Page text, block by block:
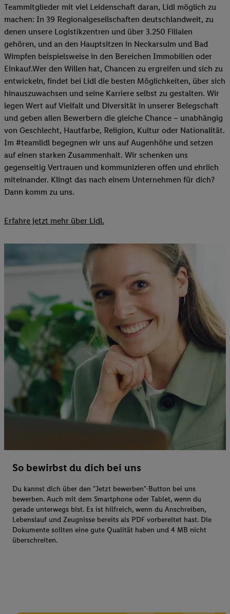
Teammitglieder mit viel Leidenschaft daran, Lidl möglich zu
machen: In 39 Regionalgesellschaften deutschlandweit, zu
denen unsere Logistikzentren und über 3.250 Filialen
gehören, und an den Hauptsitzen in Neckarsulm und Bad
Wimpfen beispielsweise in den Bereichen Immobilien oder
Einkauf.Wer den Willen hat, Chancen zu ergreifen und sich zu
entwickeln, findet bei Lidl die besten Möglichkeiten, über sich
hinauszuwachsen und seine Karriere selbst zu gestalten. Wir
legen Wert auf Vielfalt und Diversität in unserer Belegschaft
und geben allen Bewerbern die gleiche Chance – unabhängig
von Geschlecht, Hautfarbe, Religion, Kultur oder Nationalität.
Im #teamlidl begegnen wir uns auf Augenhöhe und setzen
auf einen starken Zusammenhalt. Wir schenken uns
gegenseitig Vertrauen und kommunizieren offen und ehrlich
miteinander. Klingt das nach einem Unternehmen für dich?
Dann komm zu uns.​
Erfahre jetzt mehr über Lidl.
So bewirbst du dich bei uns
Du kannst dich über den "Jetzt bewerben"-Button bei uns
bewerben. Auch mit dem Smartphone oder Tablet, wenn du
gerade unterwegs bist. Es ist hilfreich, wenn du Anschreiben,
Lebenslauf und Zeugnisse bereits als PDF vorbereitet hast. Die
Dokumente sollten eine gute Qualität haben und 4 MB nicht
überschreiten.